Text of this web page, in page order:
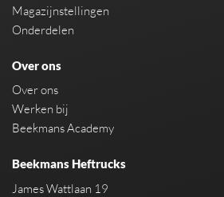
Magazijnstellingen
Onderdelen
Over ons
Over ons
Werken bij
Beekmans Academy
Beekmans Heftrucks
James Wattlaan 19